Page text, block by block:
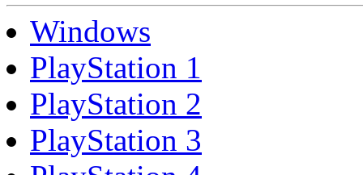
Windows
PlayStation 1
PlayStation 2
PlayStation 3